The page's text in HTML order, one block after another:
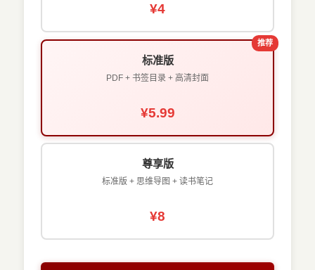
¥4
推荐
标准版
PDF + 书签目录 + 高清封面
¥5.99
尊享版
标准版 + 思维导图 + 读书笔记
¥8